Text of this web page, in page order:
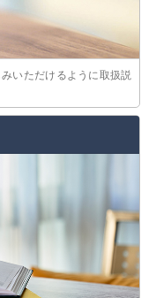
いただけるように取扱説